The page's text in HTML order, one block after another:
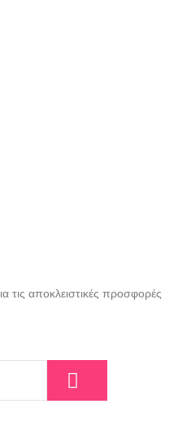
τις αποκλειστικές προσφορές